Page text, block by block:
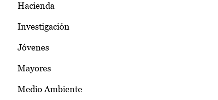
Hacienda
Investigación
Jóvenes
Mayores
Medio Ambiente